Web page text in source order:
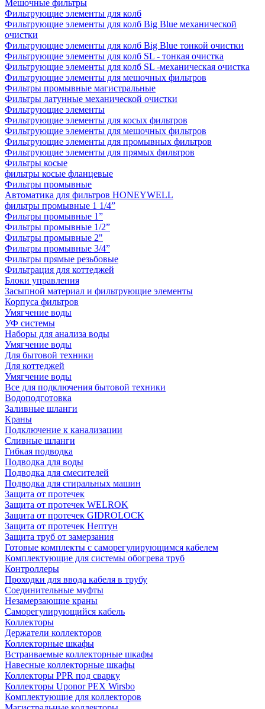
Мешочные фильтры
Фильтрующие элементы для колб
Фильтрующие элементы для колб Big Blue механической
очистки
Фильтрующие элементы для колб Big Blue тонкой очистки
Фильтрующие элементы для колб SL - тонкая очистка
Фильтрующие элементы для колб SL -механическая очистка
Фильтрующие элементы для мешочных фильтров
Фильтры промывные магистральные
Фильтры латунные механической очистки
Фильтрующие элементы
Фильтрующие элементы для косых фильтров
Фильтрующие элементы для мешочных фильтров
Фильтрующие элементы для промывных фильтров
Фильтрующие элементы для прямых фильтров
Фильтры косые
фильтры косые фланцевые
Фильтры промывные
Автоматика для фильтров HONEYWELL
фильтры промывные 1 1/4”
Фильтры промывные 1”
Фильтры промывные 1/2”
Фильтры промывные 2"
Фильтры промывные 3/4”
Фильтры прямые резьбовые
Фильтрация для коттеджей
Блоки управления
Засыпной материал и фильтрующие элементы
Корпуса фильтров
Умягчение воды
УФ системы
Наборы для анализа воды
Умягчение воды
Для бытовой техники
Для коттеджей
Умягчение воды
Все для подключения бытовой техники
Водоподготовка
Заливные шланги
Краны
Подключение к канализации
Сливные шланги
Гибкая подводка
Подводка для воды
Подводка для смесителей
Подводка для стиральных машин
Защита от протечек
Защита от протечек WELROK
Защита от протечек GIDROLOCK
Защита от протечек Нептун
Защита труб от замерзания
Готовые комплекты с саморегулирующимся кабелем
Комплектующие для системы обогрева труб
Контроллеры
Проходки для ввода кабеля в трубу
Соединительные муфты
Незамерзающие краны
Саморегулирующийся кабель
Коллекторы
Держатели коллекторов
Коллекторные шкафы
Встраиваемые коллекторные шкафы
Навесные коллекторные шкафы
Коллекторы PPR под сварку
Коллекторы Uponor PEX Wirsbo
Комплектующие для коллекторов